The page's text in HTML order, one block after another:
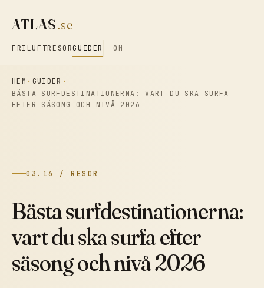
ATLAS.se
FRILUFT RESORGUIDER OM
HEM
GUIDER
BÄSTA SURFDESTINATIONERNA: VART DU SKA SURFA
EFTER SÄSONG OCH NIVÅ 2026
03.16 / RESOR
Bästa surfdestinationerna:
vart du ska surfa efter
säsong och nivå 2026